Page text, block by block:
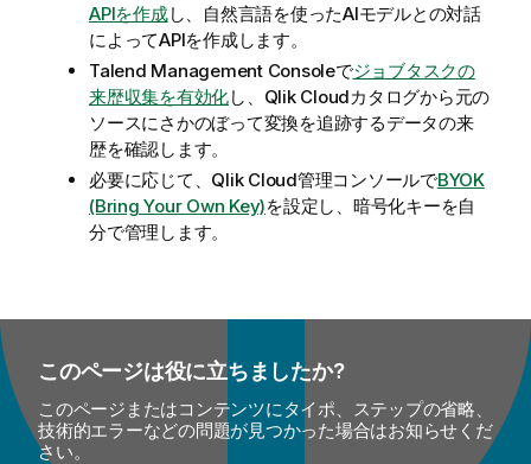
APIを作成し、自然言語を使ったAIモデルとの対話
によってAPIを作成します。
Talend Management Consoleでジョブタスクの
来歴収集を有効化し、 Qlik Cloudカタログから元の
ソースにさかのぼって変換を追跡するデータの来
歴を確認します。
必要に応じて、 Qlik Cloud管理コンソールでBYOK
(Bring Your Own Key)を設定し、暗号化キーを自
分で管理します。
このページは役に立ちましたか?
このページまたはコンテンツにタイポ、ステップの省略、
技術的エラーなどの問題が見つかった場合はお知らせくだ
さい。